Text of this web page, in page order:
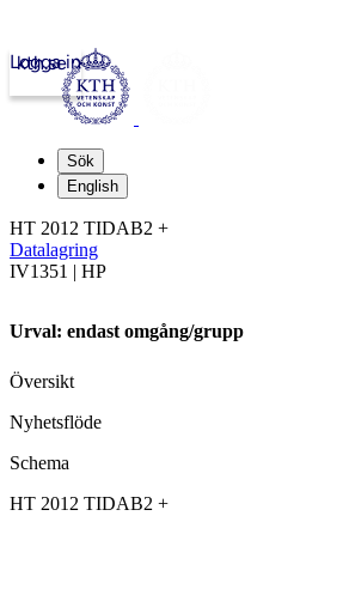
kth.se
Logga in
Sök
English
HT 2012 TIDAB2 +
Datalagring
IV1351 | HP
Urval: endast omgång/grupp
Översikt
Nyhetsflöde
Schema
HT 2012 TIDAB2 +